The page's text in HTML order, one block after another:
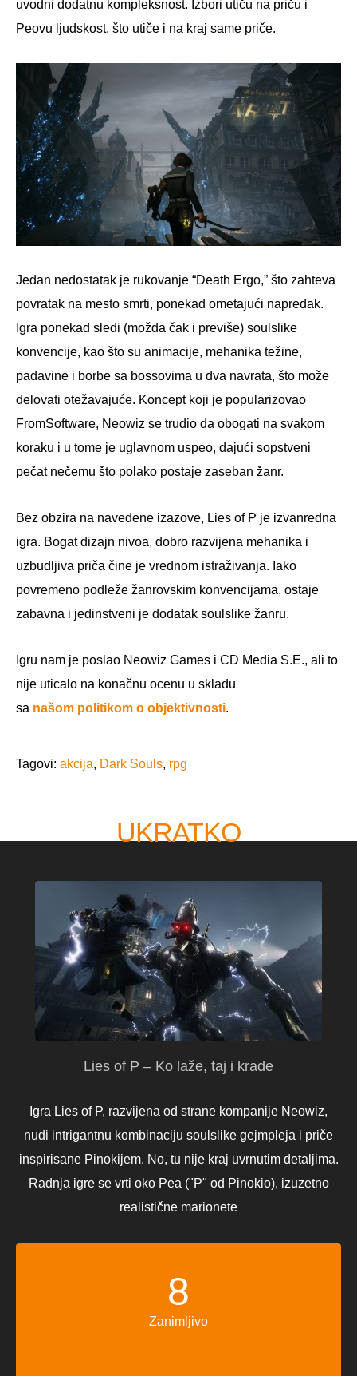
uvodni dodatnu kompleksnost. Izbori utiču na priču i
Peovu ljudskost, što utiče i na kraj same priče.
Jedan nedostatak je rukovanje “Death Ergo,” što zahteva
povratak na mesto smrti, ponekad ometajući napredak.
Igra ponekad sledi (možda čak i previše) soulslike
konvencije, kao što su animacije, mehanika težine,
padavine i borbe sa bossovima u dva navrata, što može
delovati otežavajuće. Koncept koji je popularizovao
FromSoftware, Neowiz se trudio da obogati na svakom
koraku i u tome je uglavnom uspeo, dajući sopstveni
pečat nečemu što polako postaje zaseban žanr.
Bez obzira na navedene izazove, Lies of P je izvanredna
igra. Bogat dizajn nivoa, dobro razvijena mehanika i
uzbudljiva priča čine je vrednom istraživanja. Iako
povremeno podleže žanrovskim konvencijama, ostaje
zabavna i jedinstveni je dodatak soulslike žanru.
Igru nam je poslao Neowiz Games i CD Media S.E., ali to
nije uticalo na konačnu ocenu u skladu
sa našom politikom o objektivnosti.
Tagovi: akcija, Dark Souls, rpg
UKRATKO
Lies of P – Ko laže, taj i krade
Igra Lies of P, razvijena od strane kompanije Neowiz,
nudi intrigantnu kombinaciju soulslike gejmpleja i priče
inspirisane Pinokijem. No, tu nije kraj uvrnutim detaljima.
Radnja igre se vrti oko Pea ("P" od Pinokio), izuzetno
realistične marionete
8
Zanimljivo